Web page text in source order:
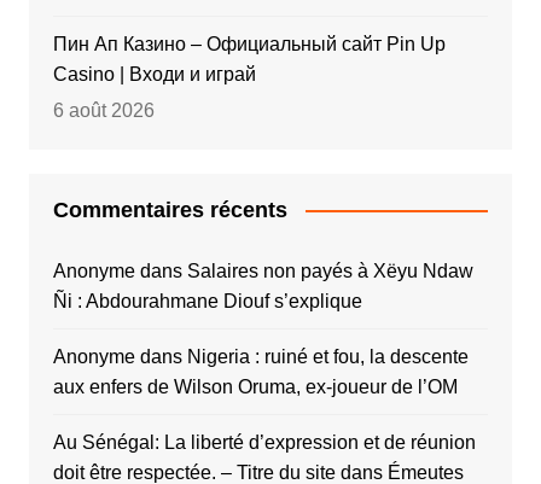
Пин Ап Казино – Официальный сайт Pin Up
Casino | Входи и играй
6 août 2026
Commentaires récents
Anonymedans Salaires non payés à Xëyu Ndaw
Ñi : Abdourahmane Diouf s’explique
Anonymedans Nigeria : ruiné et fou, la descente
aux enfers de Wilson Oruma, ex-joueur de l’OM
Au Sénégal: La liberté d’expression et de réunion
doit être respectée. – Titre du sitedans Émeutes